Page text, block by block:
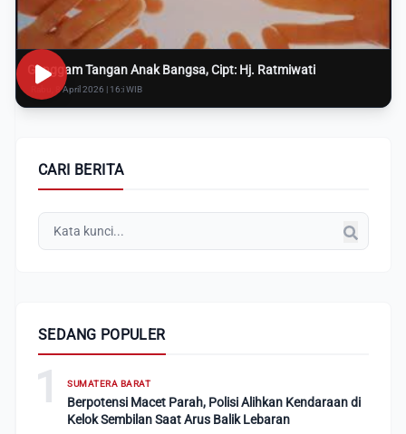
Genggam Tangan Anak Bangsa, Cipt: Hj. Ratmiwati
Rabu, 8 April 2026 | 16:i WIB
CARI BERITA
SEDANG POPULER
1 SUMATERA BARAT
Berpotensi Macet Parah, Polisi Alihkan Kendaraan di
Kelok Sembilan Saat Arus Balik Lebaran